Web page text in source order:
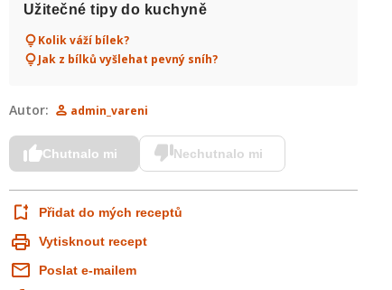
Užitečné tipy do kuchyně
Kolik váží bílek?
Jak z bílků vyšlehat pevný sníh?
Autor: admin_vareni
Chutnalo mi Nechutnalo mi
Přidat do mých receptů
Vytisknout recept
Poslat e-mailem